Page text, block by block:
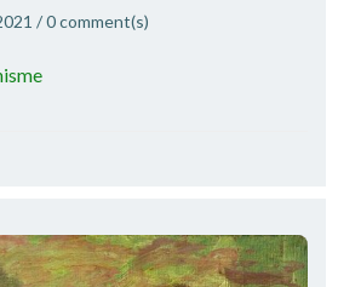
/0comment(s)